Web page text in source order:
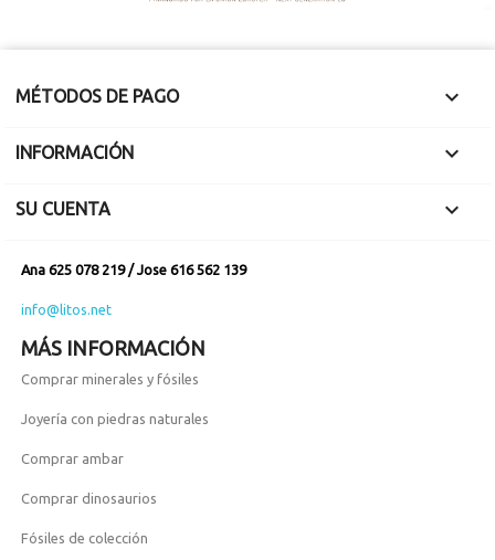
MÉTODOS DE PAGO 
INFORMACIÓN 
SU CUENTA 
Ana 625 078 219 / Jose 616 562 139
info@litos.net
MÁS INFORMACIÓN
Comprar minerales y fósiles
Joyería con piedras naturales
Comprar ambar
Comprar dinosaurios
Fósiles de colección